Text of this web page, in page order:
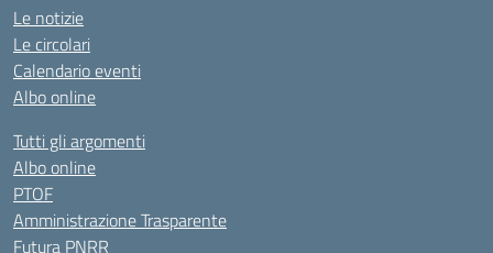
Le notizie
Le circolari
Calendario eventi
Albo online
Tutti gli argomenti
Albo online
PTOF
Amministrazione Trasparente
Futura PNRR